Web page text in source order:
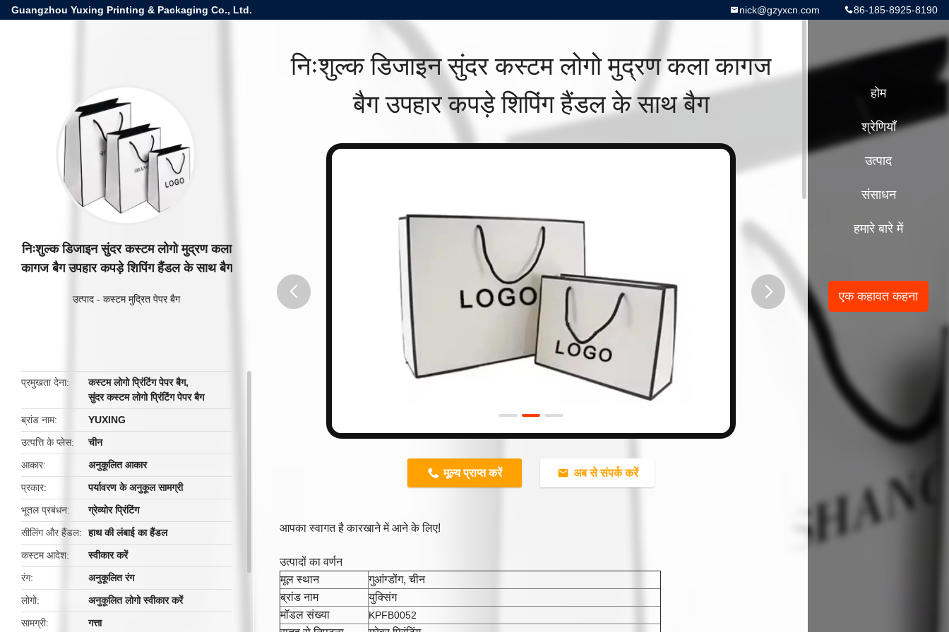
Guangzhou Yuxing Printing & Packaging Co., Ltd. 86-185-8925-8190
nick@gzyxcn.com
निःशुल्क डिजाइन सुंदर कस्टम लोगो मुद्रण कला
कागज बैग उपहार कपड़े शिपिंग हैंडल के साथ बैग
उत्पाद - कस्टम मुद्रित पेपर बैग
प्रमुखता देना कस्टम लोगो प्रिंटिंग पेपर बैग,
सुंदर कस्टम लोगो प्रिंटिंग पेपर बैग
ब्रांड नाम
YUXING
उत्पत्ति के प्लेस
चीन
आकार
अनुकूलित आकार
प्रकार
पर्यावरण के अनुकूल सामग्री
भूतल प्रबंधन
ग्रेव्योर प्रिंटिंग
सीलिंग और हैंडल
हाथ की लंबाई का हैंडल
कस्टम आदेश
स्वीकार करें
रंग
अनुकूलित रंग
लोगो
अनुकूलित लोगो स्वीकार करें
सामग्री
गत्ता
निःशुल्क डिजाइन सुंदर कस्टम लोगो मुद्रण कला कागज
बैग उपहार कपड़े शिपिंग हैंडल के साथ बैग
मूल्य प्राप्त करें अब से संपर्क करें
आपका स्वागत है कारखाने में आने के लिए!
उत्पादों का वर्णन
मूल स्थान
गुआंग्डोंग, चीन
ब्रांड नाम
युक्सिंग
मॉडल संख्या
KPFB0052
होम
श्रेणियाँ
उत्पाद
संसाधन
हमारे बारे में
एक कहावत कहना